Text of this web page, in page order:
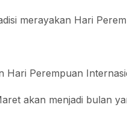
merayakan Hari
Hari Perempuan
akan menjadi bulan